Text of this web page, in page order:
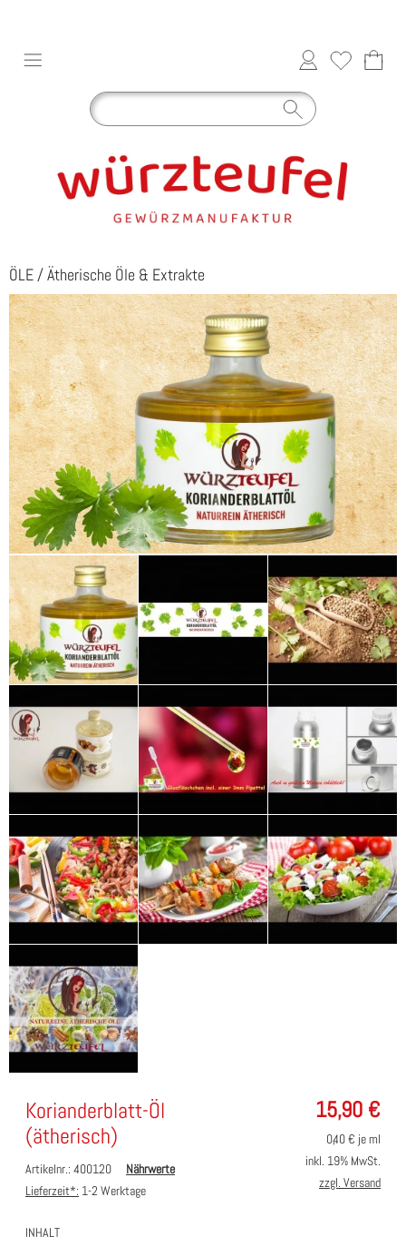
ÖLE /Ätherische Öle & Extrakte
15,90 €
Korianderblatt-Öl
(ätherisch)
Artikelnr.: 400120
Nährwerte
Lieferzeit*: 1-2 Werktage
0,40€ je ml
inkl. 19% MwSt.
zzgl. Versand
INHALT